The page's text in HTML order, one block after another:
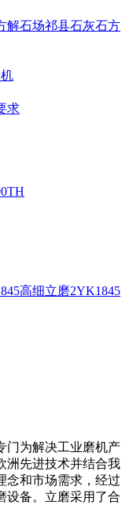
解石场祁县石灰石方
求
高细立磨2YK1845
门为解决工业磨机产
洲先进技术并结合我
念和市场需求，经过
设备。立磨采用了合